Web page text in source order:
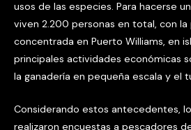
usos de las especies. Para hacerse
viven 2.200 personas en total, con la
concentrada en Puerto Williams, en
principales actividades económicas
la ganadería en pequeña escala y el
Considerando estos antecedentes,
realizaron encuestas a pescadores